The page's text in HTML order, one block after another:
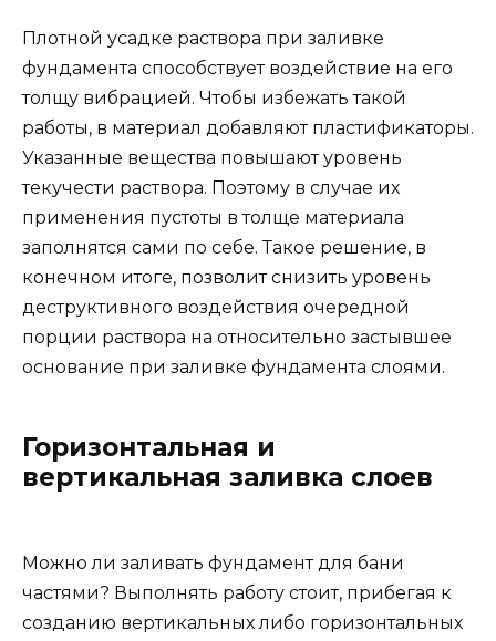
Плотной усадке раствора при заливке
фундамента способствует воздействие на его
толщу вибрацией. Чтобы избежать такой
работы, в материал добавляют пластификаторы.
Указанные вещества повышают уровень
текучести раствора. Поэтому в случае их
применения пустоты в толще материала
заполнятся сами по себе. Такое решение, в
конечном итоге, позволит снизить уровень
деструктивного воздействия очередной
порции раствора на относительно застывшее
основание при заливке фундамента слоями.
Горизонтальная и
вертикальная заливка слоев
Можно ли заливать фундамент для бани
частями? Выполнять работу стоит, прибегая к
созданию вертикальных либо горизонтальных